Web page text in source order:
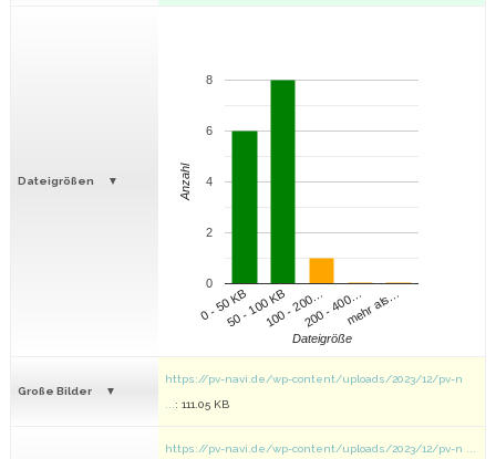
Dateigrößen
0 - 50 KB50 - 100 KB100 - 200…200 - 400…mehr als…
0
2
4
6
8
Dateigröße
Anzahl
Große Bilder
https://pv-navi.de/wp-content/uploads/2023/12/pv-n
: 111.05 KB
https://pv-navi.de/wp-content/uploads/2023/12/pv-n ...